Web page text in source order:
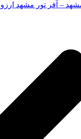
– آفر تور مشهد